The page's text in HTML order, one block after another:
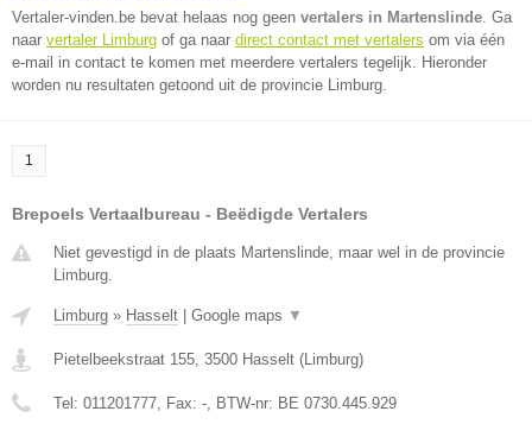
Vertaler-vinden.be bevat helaas nog geen vertalers in Martenslinde. Ga
naar vertaler Limburg of ga naar direct contact met vertalers om via één
e-mail in contact te komen met meerdere vertalers tegelijk. Hieronder
worden nu resultaten getoond uit de provincie Limburg.
1
Brepoels Vertaalbureau - Beëdigde Vertalers
Niet gevestigd in de plaats Martenslinde, maar wel in de provincie
Limburg.
Limburg » Hasselt Google maps ▼
Pietelbeekstraat 155, 3500 Hasselt (Limburg)
Tel: 011201777, Fax: -, BTW-nr: BE 0730.445.929